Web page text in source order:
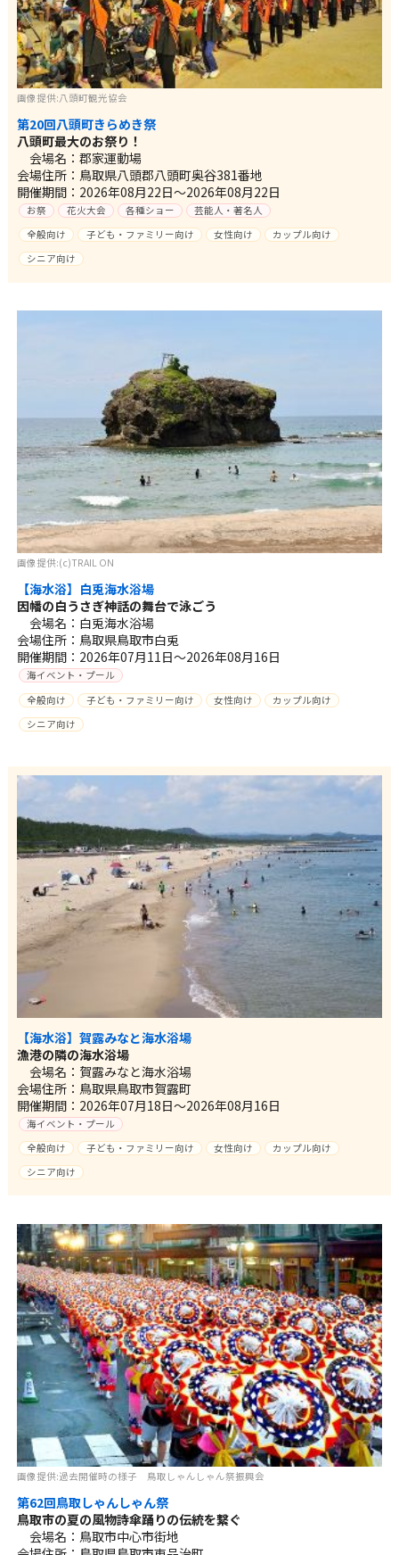
画像提供:八頭町観光協会
第20回八頭町きらめき祭
八頭町最大のお祭り！
会場名：郡家運動場
会場住所：鳥取県八頭郡八頭町奥谷381番地
開催期間：2026年08月22日～2026年08月22日
お祭 花火大会 各種ショー
芸能人・著名人
全般向け
子ども・ファミリー向け 女性向け
カップル向け
シニア向け
画像提供:(c)TRAIL ON
【海水浴】白兎海水浴場
因幡の白うさぎ神話の舞台で泳ごう
会場名：白兎海水浴場
会場住所：鳥取県鳥取市白兎
開催期間：2026年07月11日～2026年08月16日
海イベント・プール
全般向け
子ども・ファミリー向け 女性向け
カップル向け
シニア向け
【海水浴】賀露みなと海水浴場
漁港の隣の海水浴場
会場名：賀露みなと海水浴場
会場住所：鳥取県鳥取市賀露町
開催期間：2026年07月18日～2026年08月16日
海イベント・プール
全般向け
子ども・ファミリー向け 女性向け
カップル向け
シニア向け
画像提供:過去開催時の様子 鳥取しゃんしゃん祭振興会
第62回鳥取しゃんしゃん祭
鳥取市の夏の風物詩傘踊りの伝統を繋ぐ
会場名：鳥取市中心市街地